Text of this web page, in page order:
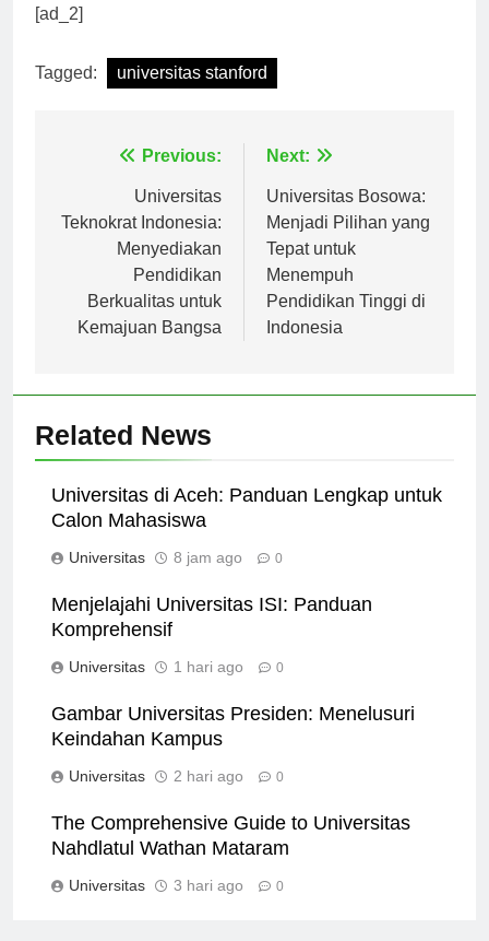
[ad_2]
Tagged: universitas stanford
NavigasiPrevious:
Universitas
Teknokrat Indonesia:
Menyediakan
Pendidikan
Berkualitas untuk
Kemajuan Bangsa
Next:
Universitas Bosowa:
Menjadi Pilihan yang
Tepat untuk
Menempuh
Pendidikan Tinggi di
Indonesia
Related News
Universitas di Aceh: Panduan Lengkap untuk
Calon Mahasiswa
Universitas 8 jam ago 0
Menjelajahi Universitas ISI: Panduan
Komprehensif
Universitas 1 hari ago 0
Gambar Universitas Presiden: Menelusuri
Keindahan Kampus
Universitas 2 hari ago 0
The Comprehensive Guide to Universitas
Nahdlatul Wathan Mataram
Universitas 3 hari ago 0